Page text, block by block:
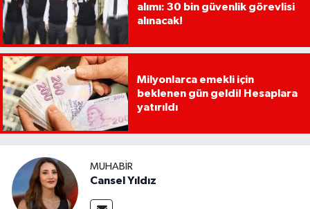
alımı: 30 bin güvenlik görevlisi
alınacak!
Milyonlarca emekli için
beklenen gün geldi! Hesaplara
yatırıldı
MUHABIR
Cansel Yıldız